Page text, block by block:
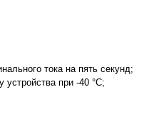
тока на пять секунд;
устройства при -40 °C;